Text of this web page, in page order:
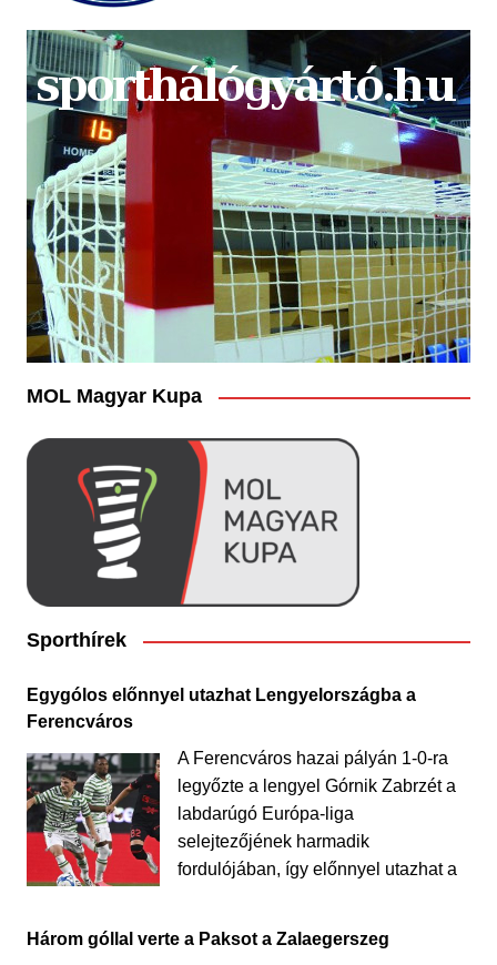
MOL Magyar Kupa
Sporthírek
Egygólos előnnyel utazhat Lengyelországba a
Ferencváros
A Ferencváros hazai pályán 1-0-ra
legyőzte a lengyel Górnik Zabrzét a
labdarúgó Európa-liga
selejtezőjének harmadik
fordulójában, így előnnyel utazhat a
Három góllal verte a Paksot a Zalaegerszeg